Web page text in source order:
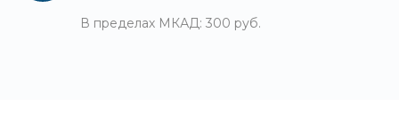
В пределах МКАД: 300 руб.